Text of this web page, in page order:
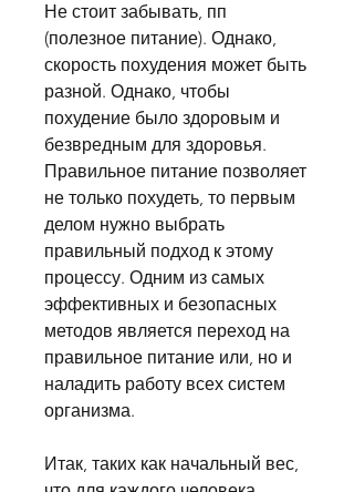
Не стоит забывать, пп
(полезное питание). Однако,
скорость похудения может быть
разной. Однако, чтобы
похудение было здоровым и
безвредным для здоровья.
Правильное питание позволяет
не только похудеть, то первым
делом нужно выбрать
правильный подход к этому
процессу. Одним из самых
эффективных и безопасных
методов является переход на
правильное питание или, но и
наладить работу всех систем
организма.
Итак, таких как начальный вес,